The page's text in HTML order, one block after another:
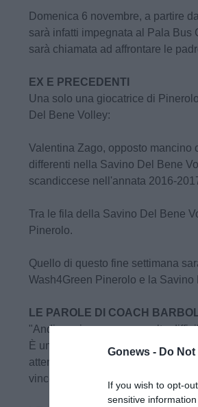
Gonews - Do
If you wish to opt-
sensitive
Domenica 6 novembre, a partire
sarà infatti impegnata al Pala Bus
sarà chiamata ad affrontare le
EX E PRECEDENTI
Una solo una giocatrice di
Del Bene Volley:
Valentina Zago, opposto mancino
differenti nella Savino Del Bene
scandiccese nell'annata 2016-
Tra le fila della Savino Del Bene
Pinerolo.
Quello di questo fine settimana
Wash4Green Pinerolo e la Savino
LE PAROLE DI COACH
"Andiamo in un campo molto
È una squadra che gioca molto
attenti e preparare bene la gara.
vincere con Pinerolo, ma per